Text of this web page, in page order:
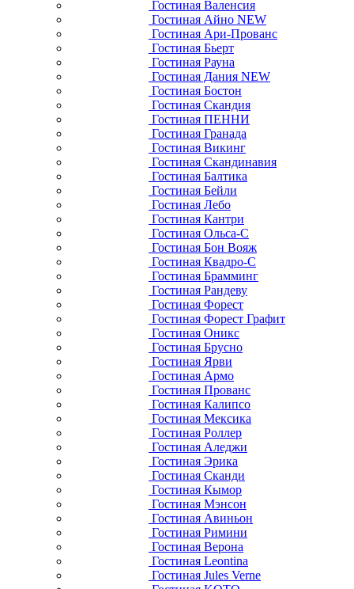
Гостиная Валенсия
Гостиная Айно NEW
Гостиная Ари-Прованс
Гостиная Бьерт
Гостиная Рауна
Гостиная Дания NEW
Гостиная Бостон
Гостиная Скандия
Гостиная ПЕННИ
Гостиная Гранада
Гостиная Викинг
Гостиная Скандинавия
Гостиная Балтика
Гостиная Бейли
Гостиная Лебо
Гостиная Кантри
Гостиная Ольса-С
Гостиная Бон Вояж
Гостиная Квадро-С
Гостиная Брамминг
Гостиная Рандеву
Гостиная Форест
Гостиная Форест Графит
Гостиная Оникс
Гостиная Брусно
Гостиная Ярви
Гостиная Армо
Гостиная Прованс
Гостиная Калипсо
Гостиная Мексика
Гостиная Роллер
Гостиная Аледжи
Гостиная Эрика
Гостиная Сканди
Гостиная Кымор
Гостиная Мэнсон
Гостиная Авиньон
Гостиная Римини
Гостиная Верона
Гостиная Leontina
Гостиная Jules Verne